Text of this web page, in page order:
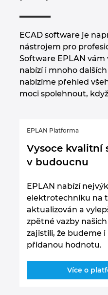
ECAD software je
nástrojem pro
Software EPLAN
nabízí i mnoho
nabízíme přehled
moci spolehnout,
EPLAN Platforma
Vysoce kvalitní
v budoucnu
EPLAN nabízí
elektrotechniku na
aktualizován a
zpětné vazby
zajistili, že budeme
přidanou hodnotu.
Více o